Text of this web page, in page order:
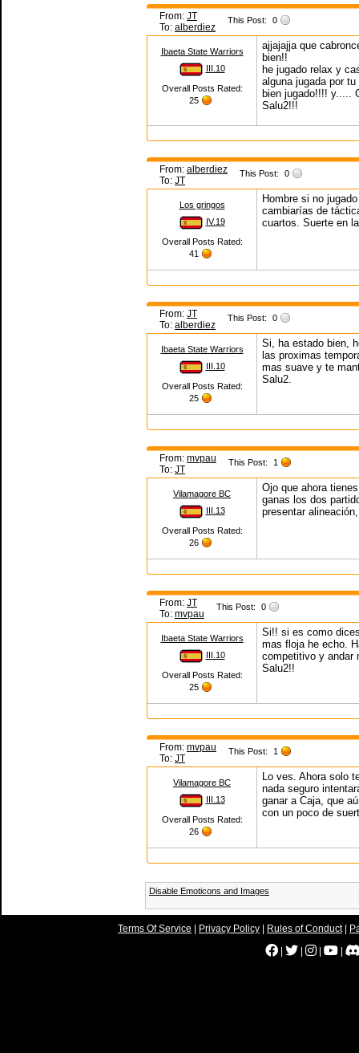
From: JT
To: alberdiez
This Post: 0
Ibaeta State Warriors
III.10
Overall Posts Rated:
25
ajjajajja que
bien!!
he jugado relax y
alguna jugada por
bien jugado!!!! y.....
Salu2!!!
From: alberdiez
To: JT
This Post: 0
Los gringos
IV.19
Overall Posts Rated:
41
Hombre si no
cambiarías de
cuartos. Suerte en
From: JT
To: alberdiez
This Post: 0
Ibaeta State Warriors
III.10
Overall Posts Rated:
25
Si, ha estado bien,
las proximas
mas suave y te
Salu2.
From: mvpau
To: JT
This Post: 1
Vilamagore BC
III.13
Overall Posts Rated:
26
Ojo que ahora
ganas los dos
presentar
From: JT
To: mvpau
This Post: 0
Ibaeta State Warriors
III.10
Overall Posts Rated:
25
Si!! si es como
mas floja he echo.
competitivo y andar
Salu2!!
From: mvpau
To: JT
This Post: 1
Vilamagore BC
III.13
Overall Posts Rated:
26
Lo ves. Ahora solo
nada seguro
ganar a Caja, que
con un poco de
Disable Emoticons and Images
Terms Of Service Privacy Policy Rules of Conduct|